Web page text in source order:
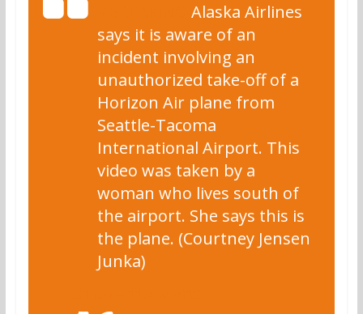
Alaska Airlines
says it is aware of an
incident involving an
unauthorized take-off of a
Horizon Air plane from
Seattle-Tacoma
International Airport. This
video was taken by a
woman who lives south of
the airport. She says this is
the plane. (Courtney Jensen
Junka)